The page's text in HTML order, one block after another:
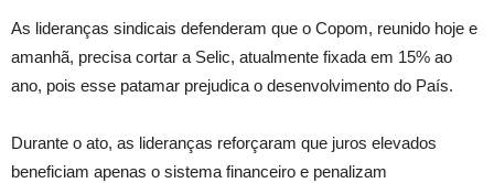
As lideranças sindicais defenderam que o Copom, reunido hoje e
amanhã, precisa cortar a Selic, atualmente fixada em 15% ao
ano, pois esse patamar prejudica o desenvolvimento do País.
Durante o ato, as lideranças reforçaram que juros elevados
beneficiam apenas o sistema financeiro e penalizam